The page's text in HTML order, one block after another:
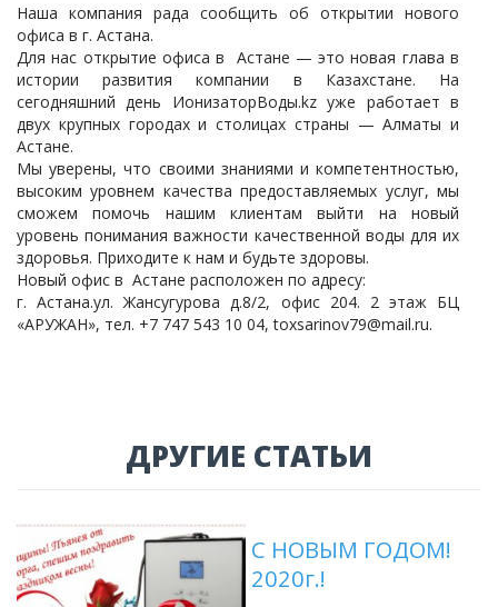
Наша компания рада сообщить об открытии нового
офиса в г. Астана.
Для нас открытие офиса в Астане — это новая глава в
истории развития компании в Казахстане. На
сегодняшний день ИонизаторВоды.kz уже работает в
двух крупных городах и столицах страны — Алматы и
Астане.
Мы уверены, что своими знаниями и компетентностью,
высоким уровнем качества предоставляемых услуг, мы
сможем помочь нашим клиентам выйти на новый
уровень понимания важности качественной воды для их
здоровья. Приходите к нам и будьте здоровы.
Новый офис в Астане расположен по адресу:
г. Астана.ул. Жансугурова д.8/2, офис 204. 2 этаж БЦ
«АРУЖАН», тел. +7 747 543 10 04, toxsarinov79@mail.ru.
ДРУГИЕ СТАТЬИ
С НОВЫМ ГОДОМ!
2020г.!